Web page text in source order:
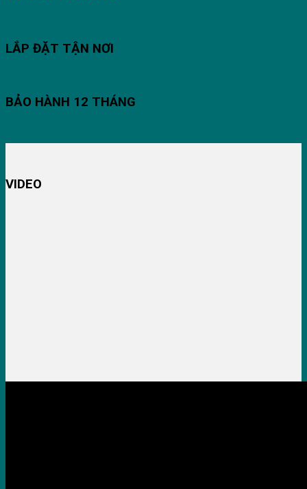
LẮP ĐẶT TẬN NƠI
BẢO HÀNH 12 THÁNG
VIDEO